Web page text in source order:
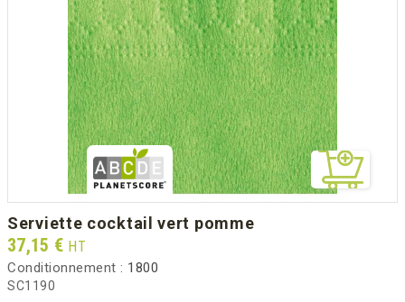
serviette cocktail vert pomme
Prix
37,15 € HT
Conditionnement : 1800
SC1190